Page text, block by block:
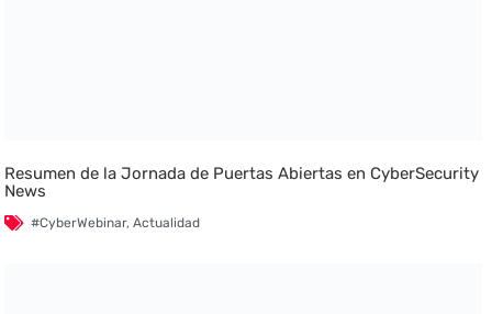
Resumen de la Jornada de Puertas Abiertas en CyberSecurity
News
#CyberWebinar,Actualidad